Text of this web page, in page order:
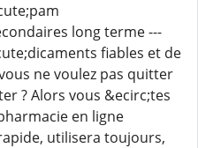
long terme ---
fiables et de
ne voulez pas quitter
? Alors vous &ecirc;tes
en ligne
utilisera toujours,